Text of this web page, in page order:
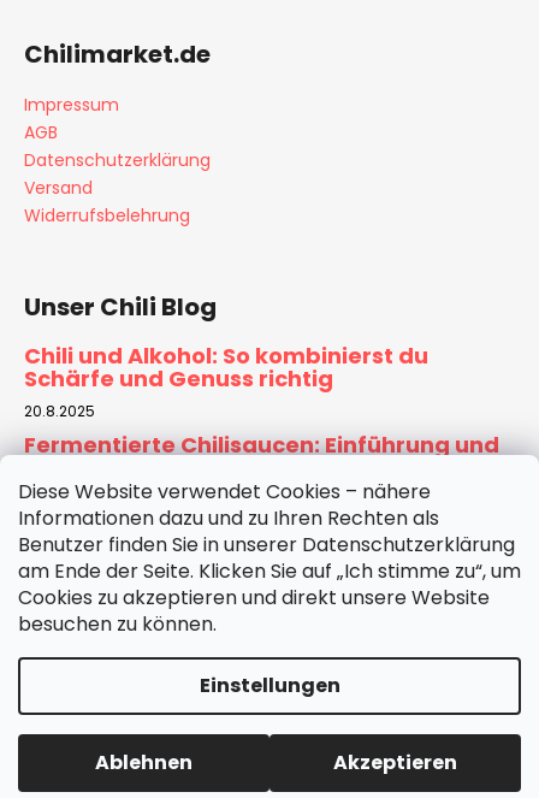
Diese Website verwendet Cookies – nähere
Informationen dazu und zu Ihren Rechten als
Benutzer finden Sie in unserer Datenschutzerklärung
am Ende der Seite. Klicken Sie auf „Ich stimme zu“, um
Cookies zu akzeptieren und direkt unsere Website
besuchen zu können.
Einstellungen
Ablehnen Akzeptieren
Chilimarket.de
Impressum
AGB
Datenschutzerklärung
Versand
Widerrufsbelehrung
Unser Chili Blog
Chili und Alkohol: So kombinierst du
Schärfe und Genuss richtig
20.8.2025
Fermentierte Chilisaucen: Einführung und
6.8.2025
Tomatensauce selber machen:
Hausgemachte Basis für Pizza & Pasta
30.7.2025
Copyright 2026Chilimarket.de . Alle Rechte vorbehalten.